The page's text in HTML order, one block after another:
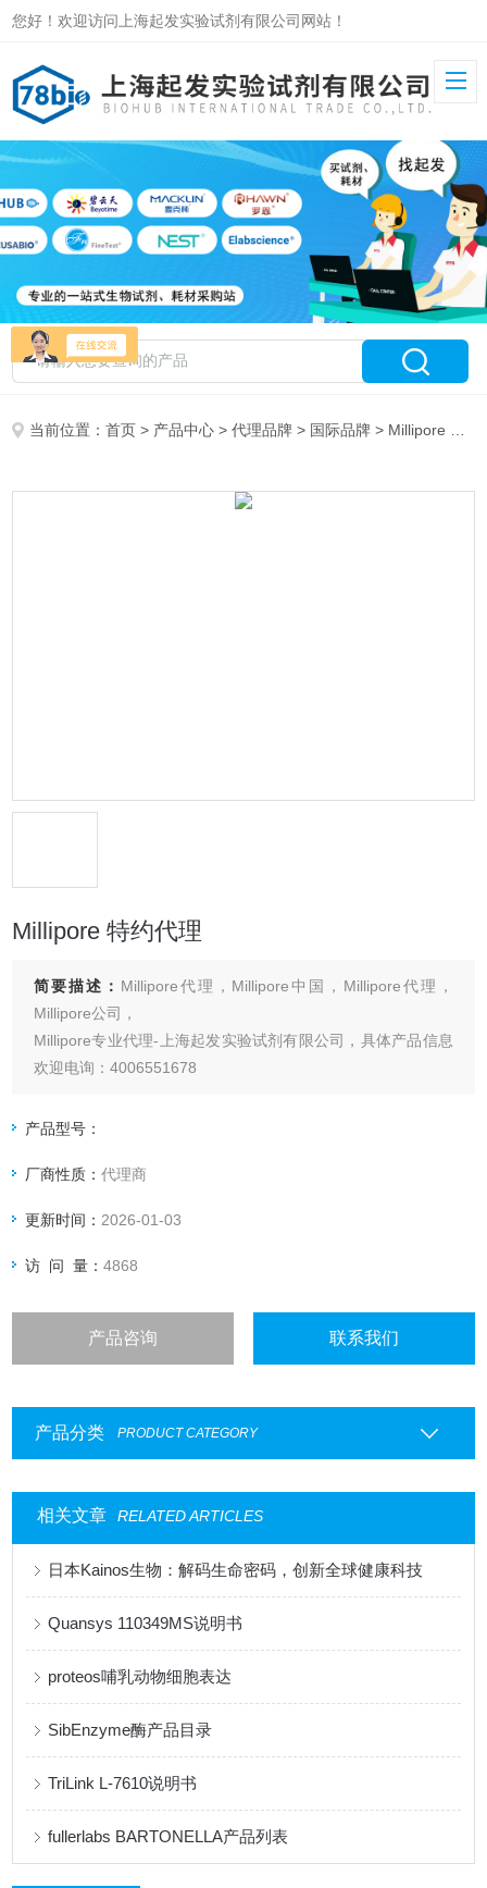
您好！欢迎访问上海起发实验试剂有限公司网站！
当前位置：首页 > 产品中心 >代理品牌 > 国际品牌 > Millipore 特约代理
Millipore 特约代理
简要描述： Millipore代理，Millipore中国，Millipore代理，
Millipore公司，
Millipore专业代理-上海起发实验试剂有限公司，具体产品信息
欢迎电询：4006551678
产品型号：
厂商性质：代理商
更新时间： 2026-01-03
访 问 量：4868
产品咨询 联系我们
产品分类 PRODUCT CATEGORY
相关文章 RELATED ARTICLES
日本Kainos生物：解码生命密码，创新全球健康科技
Quansys 110349MS说明书
proteos哺乳动物细胞表达
SibEnzyme酶产品目录
TriLink L-7610说明书
fullerlabs BARTONELLA产品列表